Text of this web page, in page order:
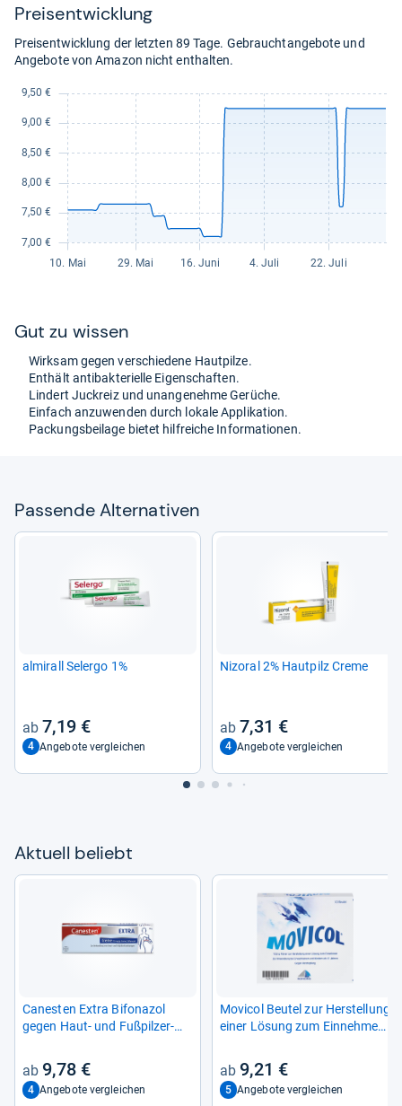
kaufen.
Preis­ent­wick­lung
Preisentwicklung der letzten 89 Tage. Gebrauchtangebote und
Angebote von Amazon nicht enthalten.
Gut zu wis­sen
Wirk­sam gegen ver­schie­dene Haut­pilze.
Ent­hält anti­bak­te­ri­elle Eigen­schaf­ten.
Lin­dert Juck­reiz und unan­ge­nehme Gerü­che.
Ein­fach anzu­wen­den durch lokale Appli­ka­tion.
Packungs­bei­lage bie­tet hilf­rei­che Infor­ma­tio­nen.
Pas­sende Alter­na­ti­ven
almirall Sel­ergo 1%
7,19 €
4 Angebote vergleichen
Nizoral 2% Haut­pilz Creme
7,31 €
4 Angebote vergleichen
Aktu­ell beliebt
Canes­ten Extra Bifona­zol
gegen Haut-​ und Fuß­pil­zer­
9,78 €
4 Angebote vergleichen
Movi­col Beu­tel zur Her­stel­lung
einer Lösung zum Ein­neh­men
9,21 €
5 Angebote vergleichen